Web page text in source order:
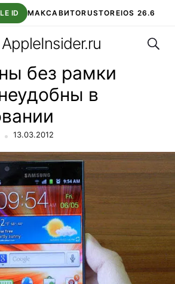
ID МАКСАВИТОRUSTOREIOS 26.6
ВТБ ОНЛАЙН ЧАТ В ROBLOX
AppleInsider.ru
без рамки
в
13.03.2012